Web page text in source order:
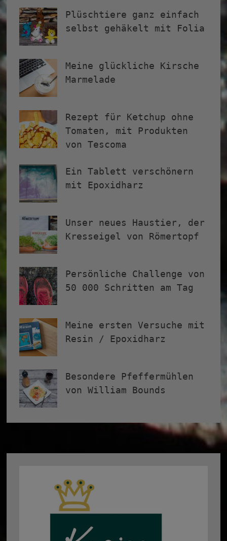
Plüschtiere ganz einfach
selbst gehäkelt mit Folia
Meine glückliche Kirsche
Marmelade
Rezept für Ketchup ohne
Tomaten, mit Produkten
von Tescoma
Ein Tablett verschönern
mit Epoxidharz
Unser neues Haustier, der
Kresseigel von Römertopf
Persönliche Challenge von
50 000 Schritten am Tag
Meine ersten Versuche mit
Resin / Epoxidharz
Besondere Pfeffermühlen
von William Bounds